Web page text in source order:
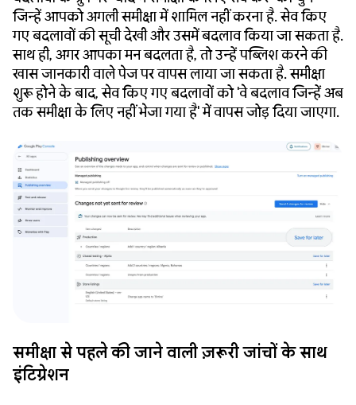
जिन्हें आपको अगली समीक्षा में शामिल नहीं करना है. सेव किए
गए बदलावों की सूची देखी और उसमें बदलाव किया जा सकता है.
साथ ही, अगर आपका मन बदलता है, तो उन्हें पब्लिश करने की
खास जानकारी वाले पेज पर वापस लाया जा सकता है. समीक्षा
शुरू होने के बाद, सेव किए गए बदलावों को 'वे बदलाव जिन्हें अब
तक समीक्षा के लिए नहीं भेजा गया है' में वापस जोड़ दिया जाएगा.
समीक्षा से पहले की जाने वाली ज़रूरी जांचों के साथ
इंटिग्रेशन